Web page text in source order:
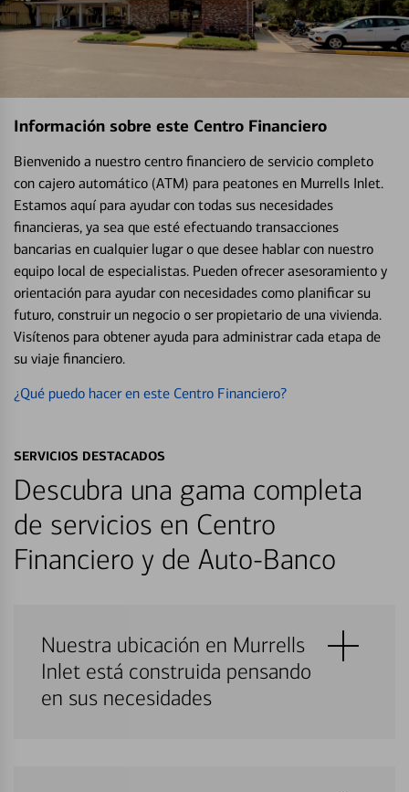
Información sobre este Centro Financiero
Bienvenido a nuestro centro financiero de servicio completo
con cajero automático (ATM) para peatones en Murrells Inlet.
Estamos aquí para ayudar con todas sus necesidades
financieras, ya sea que esté efectuando transacciones
bancarias en cualquier lugar o que desee hablar con nuestro
equipo local de especialistas. Pueden ofrecer asesoramiento y
orientación para ayudar con necesidades como planificar su
futuro, construir un negocio o ser propietario de una vivienda.
Visítenos para obtener ayuda para administrar cada etapa de
su viaje financiero.
¿Qué puedo hacer en este Centro Financiero?
SERVICIOS DESTACADOS
Descubra una gama completa
de servicios en Centro
Financiero y de Auto-Banco
Nuestra ubicación en Murrells
Inlet está construida pensando
en sus necesidades